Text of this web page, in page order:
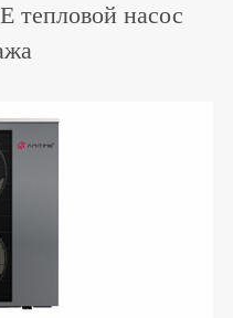
тепловой насос